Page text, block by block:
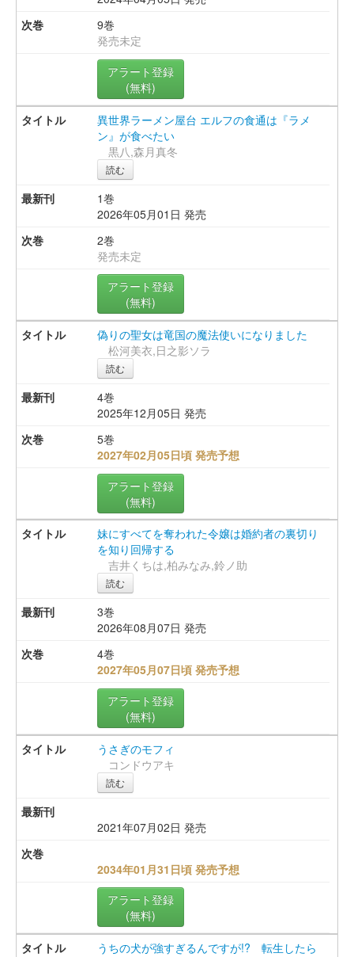
9巻
発売未定
アラート登録
(無料)
異世界ラーメン屋台 エルフの食通は『ラメ
ン』が食べたい
黒八,森月真冬
読む
1巻
2026年05月01日 発売
2巻
発売未定
アラート登録
(無料)
偽りの聖女は竜国の魔法使いになりました
松河美衣,日之影ソラ
読む
4巻
2025年12月05日 発売
5巻
2027年02月05日頃 発売予想
アラート登録
(無料)
妹にすべてを奪われた令嬢は婚約者の裏切り
を知り回帰する
吉井くちは,柏みなみ,鈴ノ助
読む
3巻
2026年08月07日 発売
4巻
2027年05月07日頃 発売予想
アラート登録
(無料)
うさぎのモフィ
コンドウアキ
読む
2021年07月02日 発売
2034年01月31日頃 発売予想
アラート登録
(無料)
うちの犬が強すぎるんですが!? 転生したら